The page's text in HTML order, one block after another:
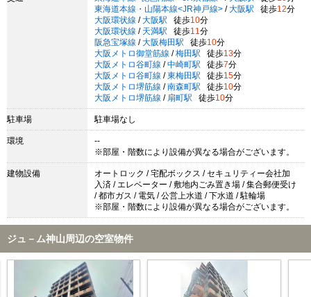
東海道本線・山陽本線<JR神戸線> / 大阪駅 徒歩12分
大阪環状線 / 大阪駅 徒歩10分
大阪環状線 / 天満駅 徒歩11 分
阪急宝塚線 / 大阪梅田駅 徒歩10分
大阪メトロ御堂筋線 / 梅田駅 徒歩13分
大阪メトロ谷町線 / 中崎町駅 徒歩7分
大阪メトロ谷町線 / 東梅田駅 徒歩15分
大阪メトロ堺筋線 / 南森町駅 徒歩10分
大阪メトロ堺筋線 / 扇町駅 徒歩10分
駐車場 駐車場なし
環境
--
※部屋・階数により設備が異なる場合がございます。
建物設備
オートロック / 宅配ボックス / セキュリティー会社加
入済 / エレベーター / 敷地内ごみ置き場 / 集合郵便受け
/ 都市ガス / 電気 / 公営上水道 / 下水道 / 駐輪場
※部屋・階数により設備が異なる場合がございます。
ジュ－ム神山周辺の空室物件